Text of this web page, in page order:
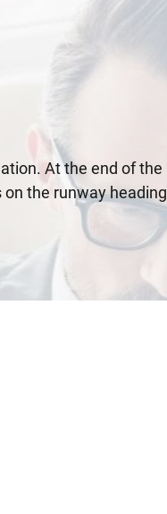
At the end of the
the runway heading